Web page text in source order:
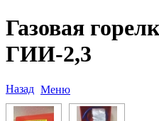
Газовая
ГИИ-2,3
Назад Меню